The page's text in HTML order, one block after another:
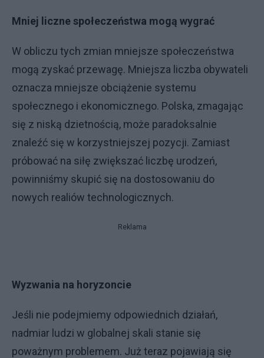
Mniej liczne społeczeństwa mogą wygrać
W obliczu tych zmian mniejsze społeczeństwa
mogą zyskać przewagę. Mniejsza liczba obywateli
oznacza mniejsze obciążenie systemu
społecznego i ekonomicznego. Polska, zmagając
się z niską dzietnością, może paradoksalnie
znaleźć się w korzystniejszej pozycji. Zamiast
próbować na siłę zwiększać liczbę urodzeń,
powinniśmy skupić się na dostosowaniu do
nowych realiów technologicznych.
Reklama
Wyzwania na horyzoncie
Jeśli nie podejmiemy odpowiednich działań,
nadmiar ludzi w globalnej skali stanie się
poważnym problemem. Już teraz pojawiają się